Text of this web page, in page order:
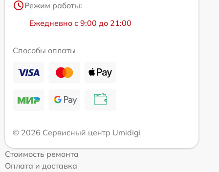
Режим работы:
Ежедневно с 9:00 до 21:00
Способы оплаты
© 2026 Сервисный центр Umidigi
Стоимость ремонта
Оплата и доставка